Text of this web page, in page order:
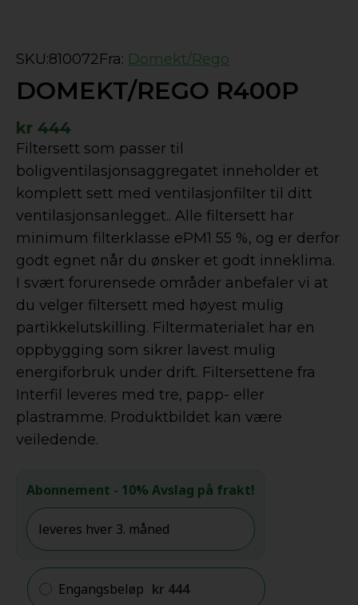
SKU:810072Fra: Domekt/Rego
DOMEKT/REGO R400P
kr 444
Filtersett som passer til
boligventilasjonsaggregatet inneholder et
komplett sett med ventilasjonfilter til ditt
ventilasjonsanlegget.. Alle filtersett har
minimum filterklasse ePM1 55 %, og er derfor
godt egnet når du ønsker et godt inneklima.
I svært forurensede områder anbefaler vi at
du velger filtersett med høyest mulig
partikkelutskilling. Filtermaterialet har en
oppbygging som sikrer lavest mulig
energiforbruk under drift. Filtersettene fra
Interfil leveres med tre, papp- eller
plastramme. Produktbildet kan være
veiledende.
Abonnement - 10% Avslag på frakt!
Engangsbeløp kr 444